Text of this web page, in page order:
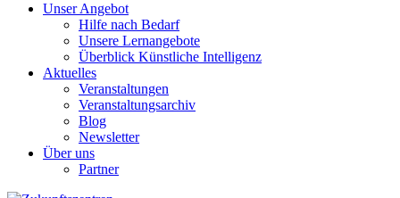
Unser Angebot
Hilfe nach Bedarf
Unsere Lernangebote
Überblick Künstliche Intelligenz
Aktuelles
Veranstaltungen
Veranstaltungsarchiv
Blog
Newsletter
Über uns
Partner